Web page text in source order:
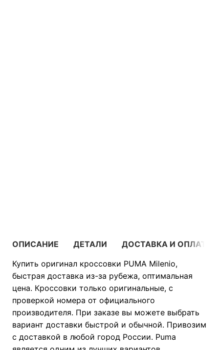
ОПИСАНИЕ ДЕТАЛИ
ДОСТАВКА И ОПЛАТА
Купить оригинал кроссовки PUMA Milenio,
быстрая доставка из-за рубежа, оптимальная
цена. Кроссовки только оригинальные, с
проверкой номера от официального
производителя. При заказе вы можете выбрать
вариант доставки быстрой и обычной. Привозим
с доставкой в любой город России. Puma